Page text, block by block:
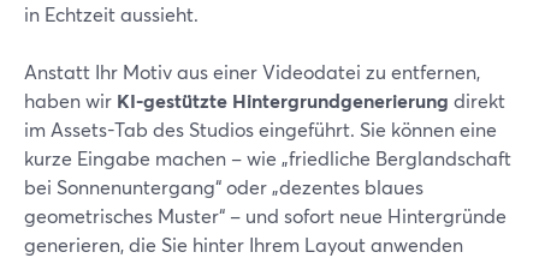
in Echtzeit aussieht.
Anstatt Ihr Motiv aus einer Videodatei zu entfernen,
haben wir KI-gestützte Hintergrundgenerierung direkt
im Assets-Tab des Studios eingeführt. Sie können eine
kurze Eingabe machen – wie „friedliche Berglandschaft
bei Sonnenuntergang“ oder „dezentes blaues
geometrisches Muster“ – und sofort neue Hintergründe
generieren, die Sie hinter Ihrem Layout anwenden